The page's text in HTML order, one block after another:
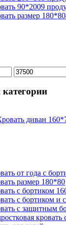
90*2009
размер 180*80
Максимальная
цена
диван
от года с
размер 180*80
с бортиком
с бортиком и
с защитным
кровать